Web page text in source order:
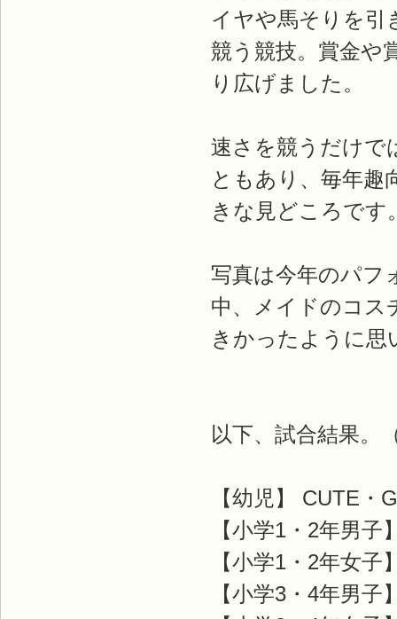
イヤや馬そりを引
競う競技。賞金や
り広げました。
速さを競うだけで
ともあり、毎年趣
きな見どころです
写真は今年のパフ
中、メイドのコス
きかったように思
以下、試合結果。
【幼児】 CUTE・
【小学1・2年男
【小学1・2年女
【小学3・4年男